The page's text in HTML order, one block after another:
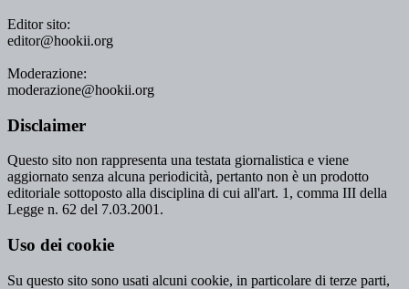
Editor sito:
editor@hookii.org
Moderazione:
moderazione@hookii.org
Disclaimer
Questo sito non rappresenta una testata giornalistica e viene
aggiornato senza alcuna periodicità, pertanto non è un prodotto
editoriale sottoposto alla disciplina di cui all'art. 1, comma III della
Legge n. 62 del 7.03.2001.
Uso dei cookie
Su questo sito sono usati alcuni cookie, in particolare di terze parti,